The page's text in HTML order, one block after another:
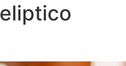
eliptico